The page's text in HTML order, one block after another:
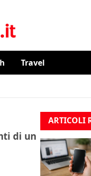
Travel
di un
ARTICOLI